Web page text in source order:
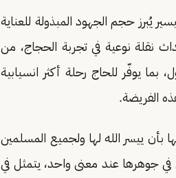
حجم الجهود المبذولة للعناية
نقلة نوعية في تجربة الحجاج، من
بما يوفّر للحاج رحلة أكثر انسيابية
الفريضة.
بأن ييسر الله لها ولجميع المسلمين
جوهرها عند معنى واحد، يتمثل في